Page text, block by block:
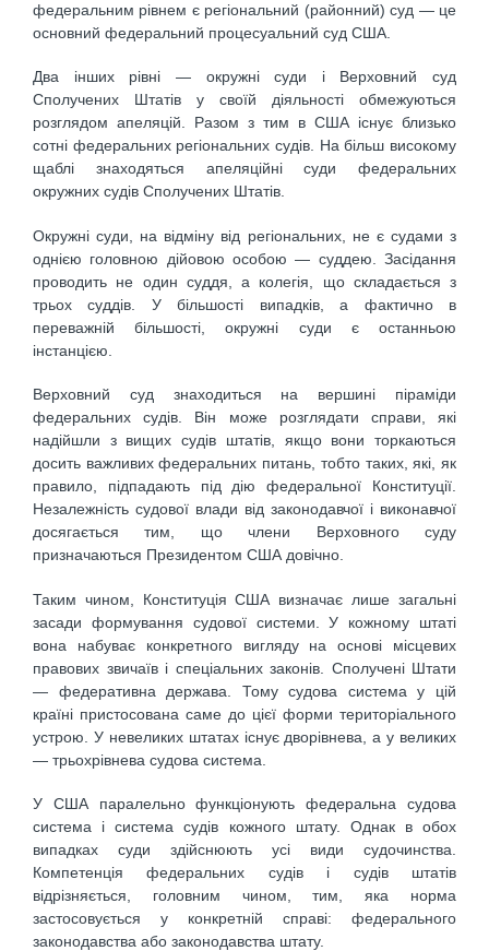
федеральним рівнем є регіональний (районний) суд — це
основний федеральний процесуальний суд США.
Два інших рівні — окружні суди і Верховний суд
Сполучених Штатів у своїй діяльності обмежуються
розглядом апеляцій. Разом з тим в США існує близько
сотні федеральних регіональних судів. На більш високому
щаблі знаходяться апеляційні суди федеральних
окружних судів Сполучених Штатів.
Окружні суди, на відміну від регіональних, не є судами з
однією головною дійовою особою — суддею. Засідання
проводить не один суддя, а колегія, що складається з
трьох суддів. У більшості випадків, а фактично в
переважній більшості, окружні суди є останньою
інстанцією.
Верховний суд знаходиться на вершині піраміди
федеральних судів. Він може розглядати справи, які
надійшли з вищих судів штатів, якщо вони торкаються
досить важливих федеральних питань, тобто таких, які, як
правило, підпадають під дію федеральної Конституції.
Незалежність судової влади від законодавчої і виконавчої
досягається тим, що члени Верховного суду
призначаються Президентом США довічно.
Таким чином, Конституція США визначає лише загальні
засади формування судової системи. У кожному штаті
вона набуває конкретного вигляду на основі місцевих
правових звичаїв і спеціальних законів. Сполучені Штати
— федеративна держава. Тому судова система у цій
країні пристосована саме до цієї форми територіального
устрою. У невеликих штатах існує дворівнева, а у великих
— трьохрівнева судова система.
У США паралельно функціонують федеральна судова
система і система судів кожного штату. Однак в обох
випадках суди здійснюють усі види судочинства.
Компетенція федеральних судів і судів штатів
відрізняється, головним чином, тим, яка норма
застосовується у конкретній справі: федерального
законодавства або законодавства штату.